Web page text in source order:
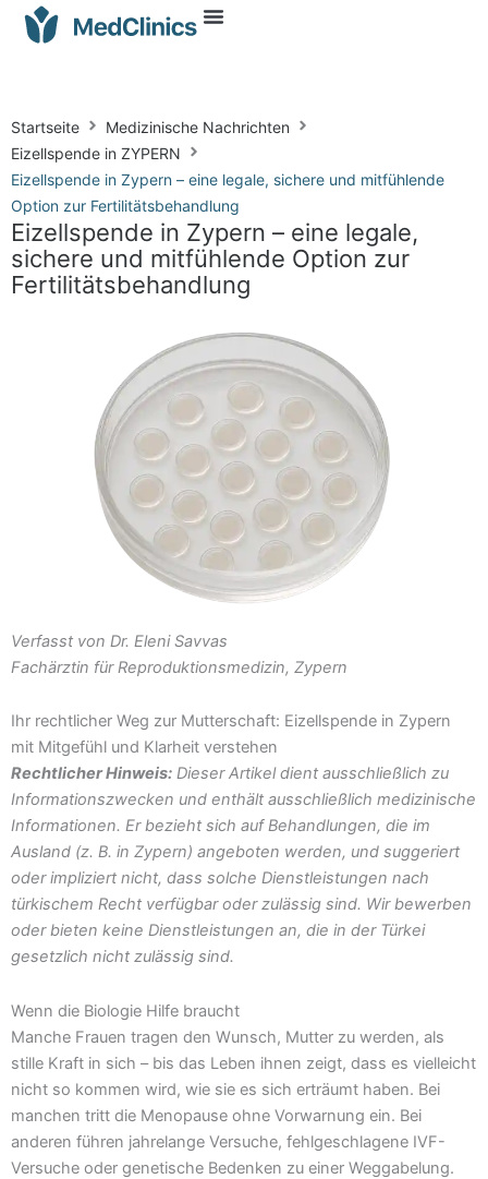
Eizellspende in Zypern – eine legale,
sichere und mitfühlende Option zur
Fertilitätsbehandlung
Startseite
Medizinische Nachrichten
Eizellspende in ZYPERN
Eizellspende in Zypern – eine legale, sichere und mitfühlende
Option zur Fertilitätsbehandlung
Verfasst von Dr. Eleni Savvas
Fachärztin für Reproduktionsmedizin, Zypern
Ihr rechtlicher Weg zur Mutterschaft: Eizellspende in Zypern
mit Mitgefühl und Klarheit verstehen
Rechtlicher Hinweis: Dieser Artikel dient ausschließlich zu
Informationszwecken und enthält ausschließlich medizinische
Informationen. Er bezieht sich auf Behandlungen, die im
Ausland (z. B. in Zypern) angeboten werden, und suggeriert
oder impliziert nicht, dass solche Dienstleistungen nach
türkischem Recht verfügbar oder zulässig sind. Wir bewerben
oder bieten keine Dienstleistungen an, die in der Türkei
gesetzlich nicht zulässig sind.
Wenn die Biologie Hilfe braucht
Manche Frauen tragen den Wunsch, Mutter zu werden, als
stille Kraft in sich – bis das Leben ihnen zeigt, dass es vielleicht
nicht so kommen wird, wie sie es sich erträumt haben. Bei
manchen tritt die Menopause ohne Vorwarnung ein. Bei
anderen führen jahrelange Versuche, fehlgeschlagene IVF-
Versuche oder genetische Bedenken zu einer Weggabelung.